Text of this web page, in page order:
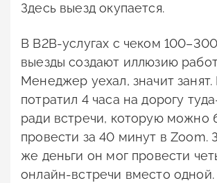
Здесь выезд окупается.
В B2B-услугах с чеком
выезды создают иллюзию
Менеджер уехал, значит
потратил 4 часа на дорогу
ради встречи, которую можно
провести за 40 минут в Zoom.
же деньги он мог провести
онлайн-встречи вместо одной.